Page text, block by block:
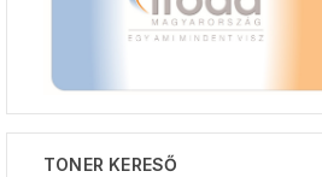
TONER KERESŐ